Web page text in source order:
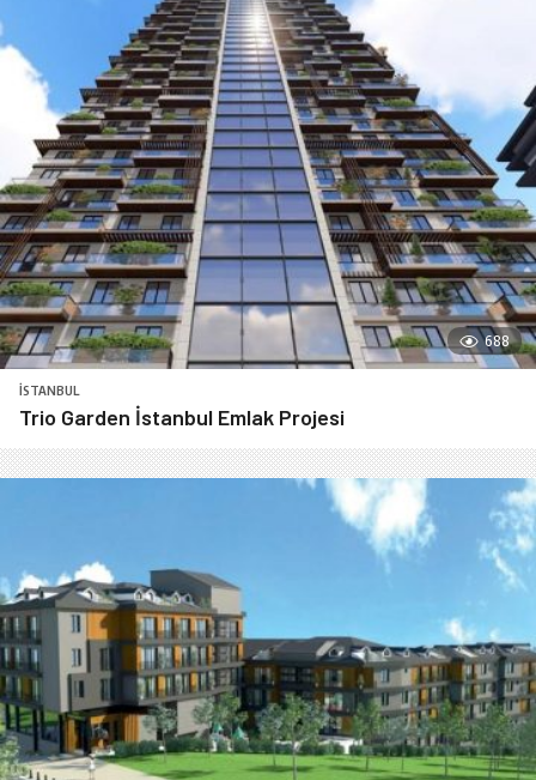
688
İSTANBUL
Trio Garden İstanbul Emlak Projesi